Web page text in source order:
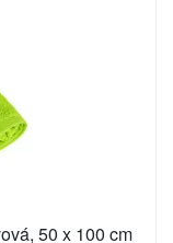
50 x 100 cm